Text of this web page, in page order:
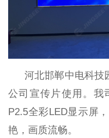
河北邯郸中电科技
公司宣传片使用。我
P2.5全彩LED显示屏
艳，画质流畅。